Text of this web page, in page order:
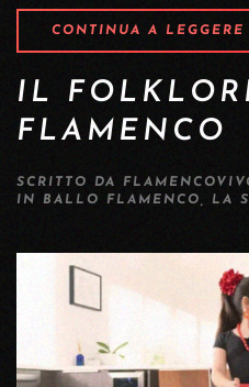
CONTINUA A LEGGERE
IL
FLAMENCO
SCRITTO DA
IN BALLO FLAMENCO LA